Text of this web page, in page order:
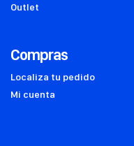
Outlet
Compras
Localiza tu pedido
Mi cuenta